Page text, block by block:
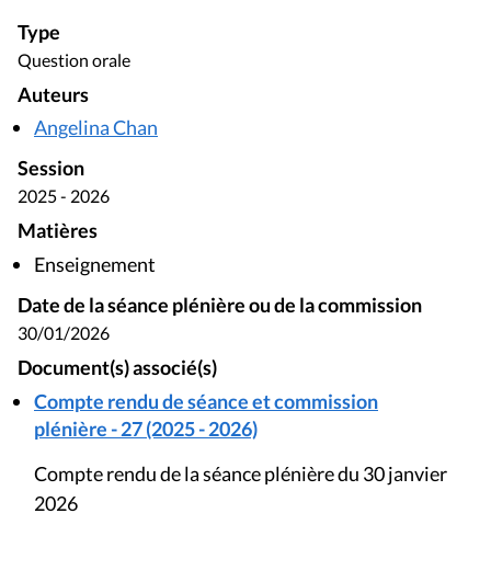
Type
Question orale
Auteurs
Angelina Chan
Session
2025 - 2026
Matières
Enseignement
Date de la séance plénière ou de la commission
30/01/2026
Document(s) associé(s)
Compte rendu de séance et commission
plénière - 27 (2025 - 2026)
Compte rendu de la séance plénière du 30 janvier
2026